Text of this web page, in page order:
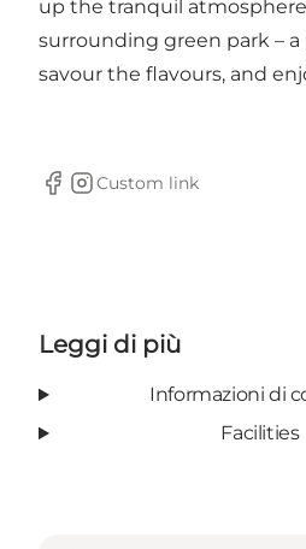
up the tranquil
surrounding green park –
savour the flavours, and
Facebook
Instagram
Custom link
Leggi di più
Informazioni di
Facilities